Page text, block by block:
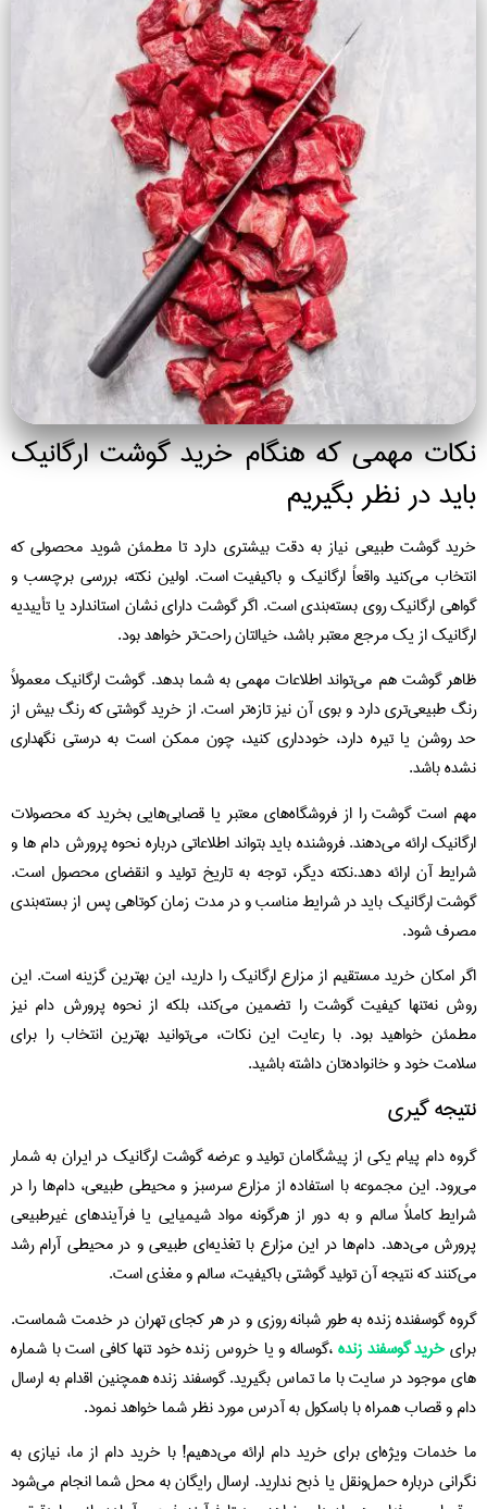
نکات مهمی که هنگام خرید گوشت ارگانیک
باید در نظر بگیریم
خرید گوشت طبیعی نیاز به دقت بیشتری دارد تا مطمئن شوید محصولی که
انتخاب می‌کنید واقعاً ارگانیک و باکیفیت است. اولین نکته، بررسی برچسب و
گواهی ارگانیک روی بسته‌بندی است. اگر گوشت دارای نشان استاندارد یا تأییدیه
ارگانیک از یک مرجع معتبر باشد، خیالتان راحت‌تر خواهد بود.
ظاهر گوشت هم می‌تواند اطلاعات مهمی به شما بدهد. گوشت ارگانیک معمولاً
رنگ طبیعی‌تری دارد و بوی آن نیز تازه‌تر است. از خرید گوشتی که رنگ بیش از
حد روشن یا تیره دارد، خودداری کنید، چون ممکن است به درستی نگهداری
نشده باشد.
مهم است گوشت را از فروشگاه‌های معتبر یا قصابی‌هایی بخرید که محصولات
ارگانیک ارائه می‌دهند. فروشنده باید بتواند اطلاعاتی درباره نحوه پرورش دام ها و
شرایط آن ارائه دهد.نکته دیگر، توجه به تاریخ تولید و انقضای محصول است.
گوشت ارگانیک باید در شرایط مناسب و در مدت زمان کوتاهی پس از بسته‌بندی
مصرف شود.
اگر امکان خرید مستقیم از مزارع ارگانیک را دارید، این بهترین گزینه است. این
روش نه‌تنها کیفیت گوشت را تضمین می‌کند، بلکه از نحوه پرورش دام نیز
مطمئن خواهید بود. با رعایت این نکات، می‌توانید بهترین انتخاب را برای
سلامت خود و خانواده‌تان داشته باشید.
نتیجه گیری
گروه دام پیام یکی از پیشگامان تولید و عرضه گوشت ارگانیک در ایران به شمار
می‌رود. این مجموعه با استفاده از مزارع سرسبز و محیطی طبیعی، دام‌ها را در
شرایط کاملاً سالم و به دور از هرگونه مواد شیمیایی یا فرآیندهای غیرطبیعی
پرورش می‌دهد. دام‌ها در این مزارع با تغذیه‌ای طبیعی و در محیطی آرام رشد
می‌کنند که نتیجه آن تولید گوشتی باکیفیت، سالم و مغذی است.
گروه گوسفنده زنده به طور شبانه روزی و در هر کجای تهران در خدمت شماست.
برایخرید گوسفند زنده،گوساله و یا خروس زنده خود تنها کافی است با شماره
های موجود در سایت با ما تماس بگیرید. گوسفند زنده همچنین اقدام به ارسال
دام و قصاب همراه با باسکول به آدرس مورد نظر شما خواهد نمود.
ما خدمات ویژه‌ای برای خرید دام ارائه می‌دهیم! با خرید دام از ما، نیازی به
نگرانی درباره حمل‌ونقل یا ذبح ندارید. ارسال رایگان به محل شما انجام می‌شود